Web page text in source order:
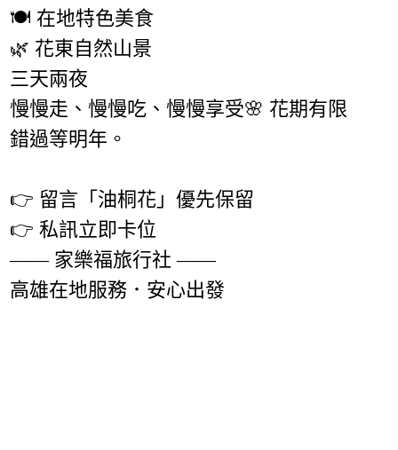
🍽 在地特色美食
🌿 花東自然山景
三天兩夜
慢慢走、慢慢吃、慢慢享受🌸 花期有限
錯過等明年。
👉 留言「油桐花」優先保留
👉 私訊立即卡位
—— 家樂福旅行社 ——
高雄在地服務．安心出發